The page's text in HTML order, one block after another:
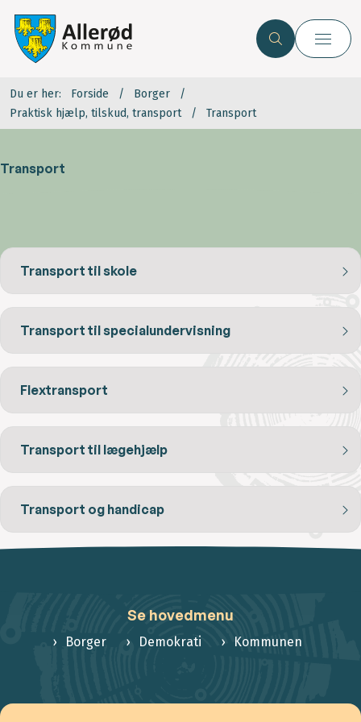
Du er her: Forside
Borger
Praktisk hjælp, tilskud, transport
Transport
Transport
Transport til skole
Transport til specialundervisning
Flextransport
Transport til lægehjælp
Transport og handicap
Se hovedmenu
Borger Demokrati Kommunen